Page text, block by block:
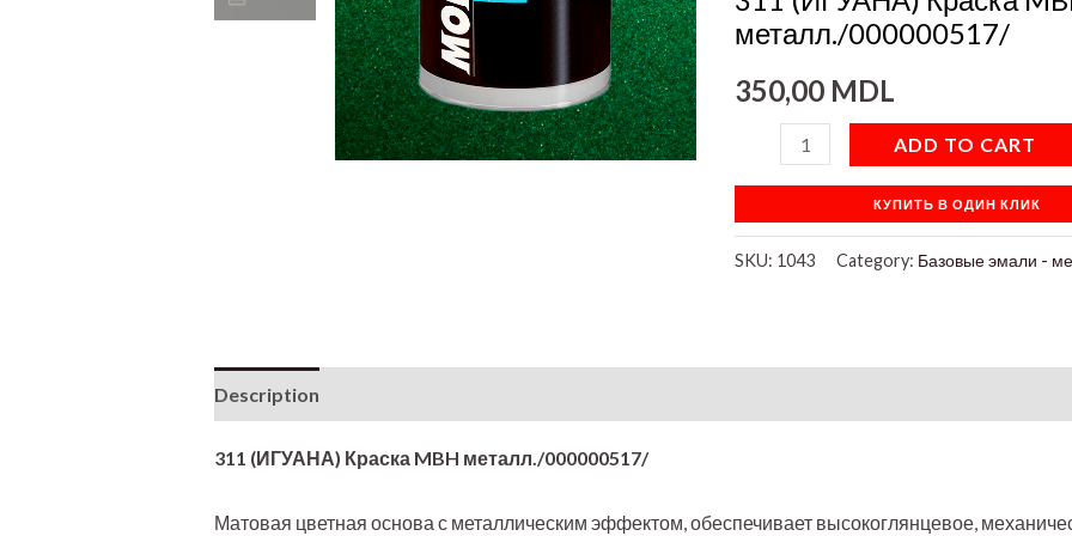
металл./000000517/
350,00 MDL
ADD TO CART
КУПИТЬ В ОДИН КЛИК
SKU: 1043 Category: Базовые эмали -
Description
311 (ИГУАНА) Краска MBH металл./000000517/
Матовая цветная основа с металлическим эффектом, обеспечивает высокоглянцевое,